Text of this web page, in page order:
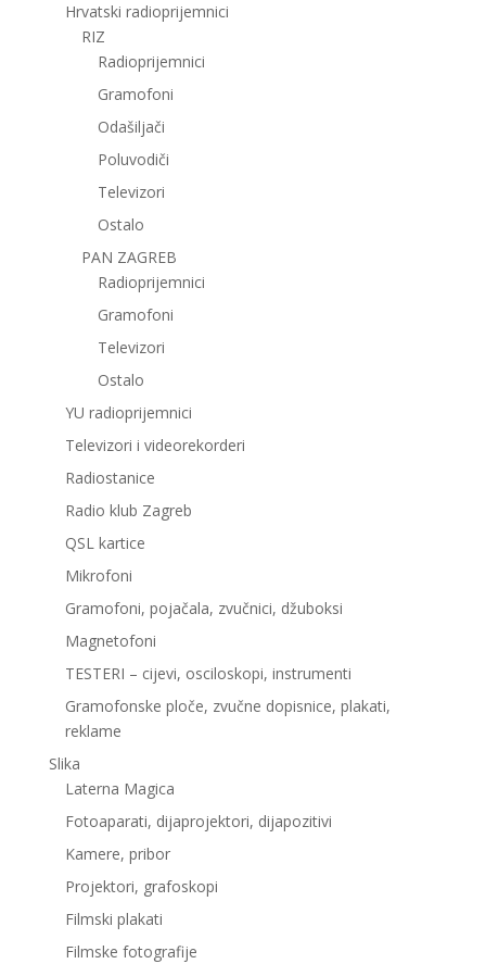
Hrvatski radioprijemnici
RIZ
Radioprijemnici
Gramofoni
Odašiljači
Poluvodiči
Televizori
Ostalo
PAN ZAGREB
Radioprijemnici
Gramofoni
Televizori
Ostalo
YU radioprijemnici
Televizori i videorekorderi
Radiostanice
Radio klub Zagreb
QSL kartice
Mikrofoni
Gramofoni, pojačala, zvučnici, džuboksi
Magnetofoni
TESTERI – cijevi, osciloskopi, instrumenti
Gramofonske ploče, zvučne dopisnice, plakati,
reklame
Slika
Laterna Magica
Fotoaparati, dijaprojektori, dijapozitivi
Kamere, pribor
Projektori, grafoskopi
Filmski plakati
Filmske fotografije